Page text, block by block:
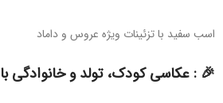
اسب سفید با تزئینات ویژه عروس و داماد
🎉 : عکاسی کودک، تولد و خانوادگی